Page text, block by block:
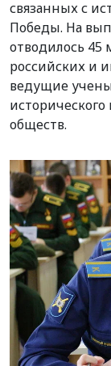
связанных с
Победы. На
отводилось 45
российских и
ведущие
обществ.